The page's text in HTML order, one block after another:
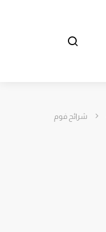
شرائح فوم